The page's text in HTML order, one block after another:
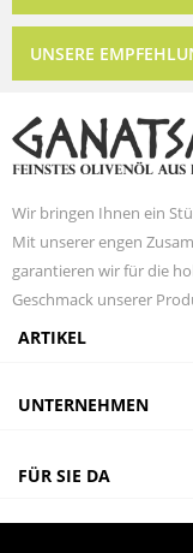
UNSERE
Wir bringen Ihnen ein
Mit unserer engen
garantieren wir für die
Geschmack unserer
ARTIKEL
UNTERNEHMEN
FÜR SIE DA